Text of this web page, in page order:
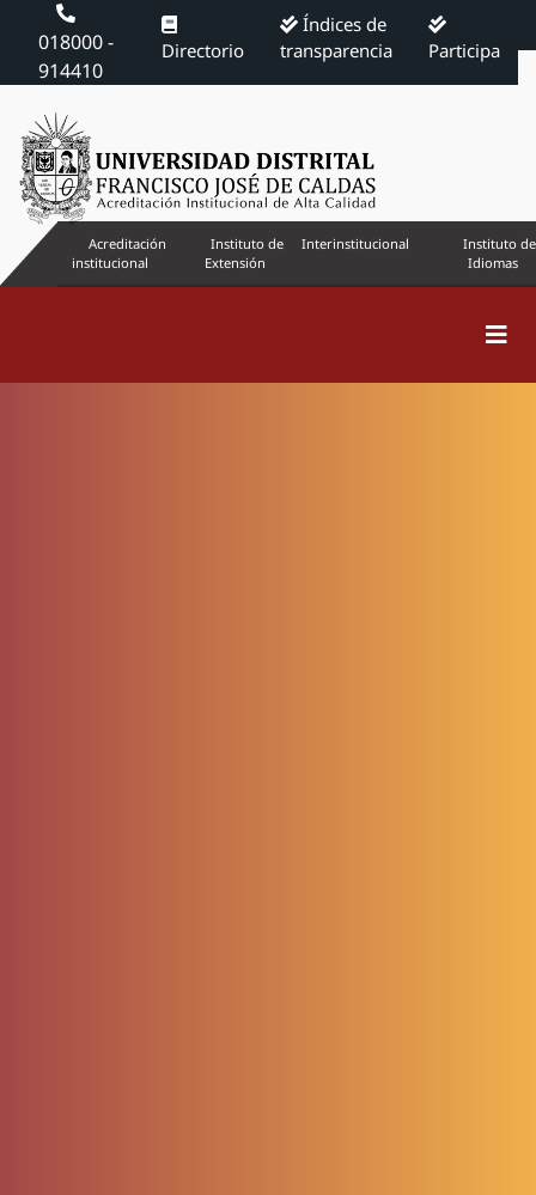
018000 -
914410
Directorio
Índices de
transparencia
Participa
Acreditación
institucional
Instituto de
Extensión
Interinstitucional
Instituto de
Idiomas